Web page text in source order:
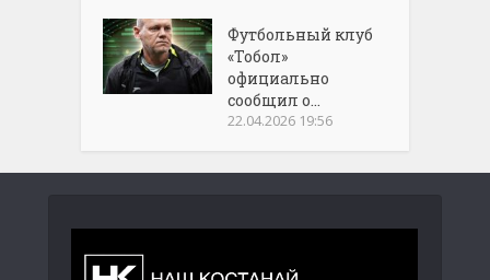
Футбольный клуб
«Тобол»
официально
сообщил о...
22.04.2026 19:56